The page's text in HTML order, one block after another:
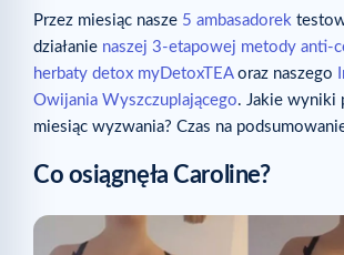
Przez miesiąc nasze 5 ambasadorek
działanie naszej 3-etapowej metody anti-
herbaty detox myDetoxTEAoraz naszego
Owijania Wyszczuplającego. Jakie wyniki
miesiąc wyzwania? Czas na
Co osiągnęła Caroline?